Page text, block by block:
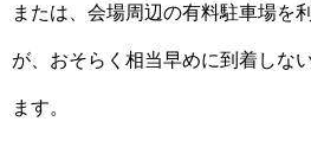
または、会場周辺の有料駐車場を
が、おそらく相当早めに到着しな
ます。